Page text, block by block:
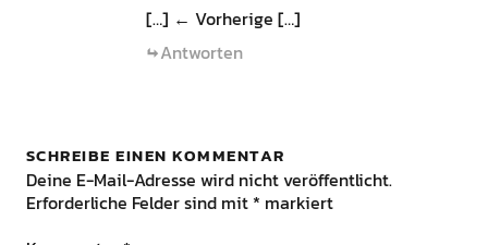
[…] ← Vorherige […]
Antworten
SCHREIBE EINEN KOMMENTAR
Deine E-Mail-Adresse wird nicht veröffentlicht.
Erforderliche Felder sind mit * markiert